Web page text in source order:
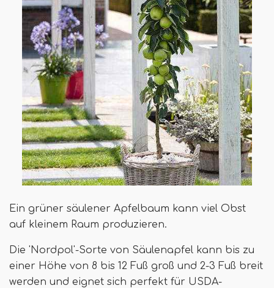
Ein grüner säulener Apfelbaum kann viel Obst
auf kleinem Raum produzieren.
Die 'Nordpol'-Sorte von Säulenapfel kann bis zu
einer Höhe von 8 bis 12 Fuß groß und 2-3 Fuß breit
werden und eignet sich perfekt für USDA-